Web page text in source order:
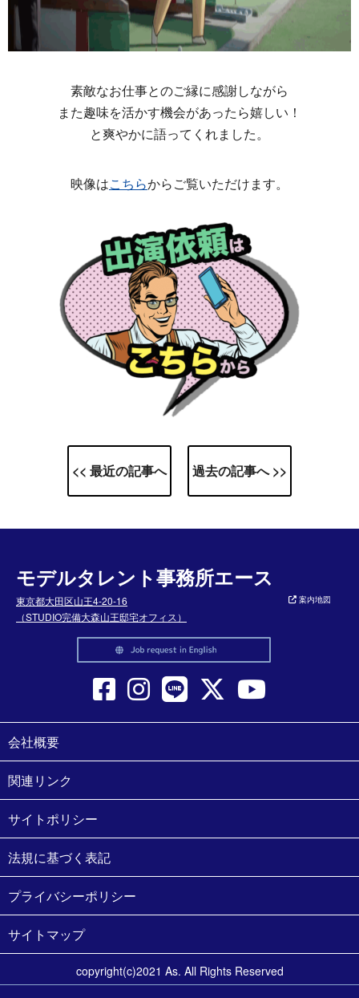
素敵なお仕事とのご縁に感謝しながら
また趣味を活かす機会があったら嬉しい！
と爽やかに語ってくれました。
映像はこちらからご覧いただけます。
<< 最近の記事へ 過去の記事へ >>
モデルタレント事務所エース
東京都大田区山王4-20-16
（STUDIO完備大森山王邸宅オフィス）
案内地図
会社概要
関連リンク
サイトポリシー
法規に基づく表記
プライバシーポリシー
サイトマップ
copyright(c)2021 As. All Rights Reserved